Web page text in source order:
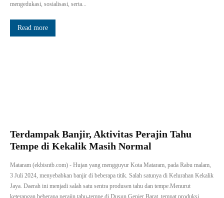
mengedukasi, sosialisasi, serta...
Read more
Terdampak Banjir, Aktivitas Perajin Tahu
Tempe di Kekalik Masih Normal
Mataram (ekbisntb.com) - Hujan yang mengguyur Kota Mataram, pada Rabu malam,
3 Juli 2024, menyebabkan banjir di beberapa titik. Salah satunya di Kelurahan Kekalik
Jaya. Daerah ini menjadi salah satu sentra produsen tahu dan tempe.Menurut